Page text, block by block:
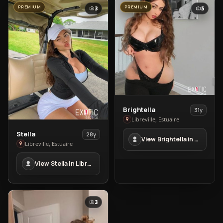
PREMIUM 3
View
Stella
in
Libreville
Stella
28y
Libreville, Estuaire
View Stella in Libreville
PREMIUM 5
View
Brightella
in
Libreville
Brightella
31y
Libreville, Estuaire
View Brightella in Libreville
3